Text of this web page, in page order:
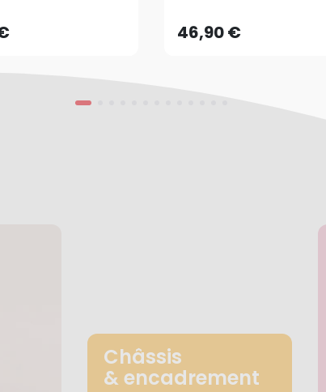
AU PANIER 46,90 €AJOUTER AU PANIER
Châssis
& encadrement